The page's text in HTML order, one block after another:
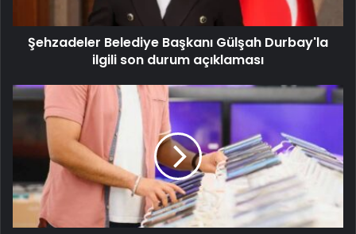
Şehzadeler Belediye Başkanı Gülşah Durbay'la
ilgili son durum açıklaması